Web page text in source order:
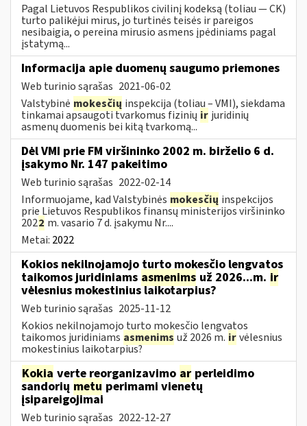
Pagal Lietuvos Respublikos civilinį kodeksą (toliau ― CK)
turto palikėjui mirus, jo turtinės teisės ir pareigos
nesibaigia, o pereina mirusio asmens įpėdiniams pagal
įstatymą...
Informacija apie duomenų saugumo priemones
Web turinio sąrašas 2021-06-02
Valstybinė mokesčių inspekcija (toliau – VMI), siekdama
tinkamai apsaugoti tvarkomus fizinių ir juridinių
asmenų duomenis bei kitą tvarkomą...
Dėl VMI prie FM viršininko 2002 m. birželio 6 d.
įsakymo Nr. 147 pakeitimo
Web turinio sąrašas 2022-02-14
Informuojame, kad Valstybinės mokesčių inspekcijos
prie Lietuvos Respublikos finansų ministerijos viršininko
2022 m. vasario 7 d. įsakymu Nr....
Metai: 2022
Kokios nekilnojamojo turto mokesčio lengvatos
taikomos juridiniams asmenims už 2026...m. ir
vėlesnius mokestinius laikotarpius?
Web turinio sąrašas 2025-11-12
Kokios nekilnojamojo turto mokesčio lengvatos
taikomos juridiniams asmenims už 2026 m. irvėlesnius
mokestinius laikotarpius?
Kokia verte reorganizavimo ar perleidimo
sandorių metu perimami vienetų
įsipareigojimai
Web turinio sąrašas 2022-12-27